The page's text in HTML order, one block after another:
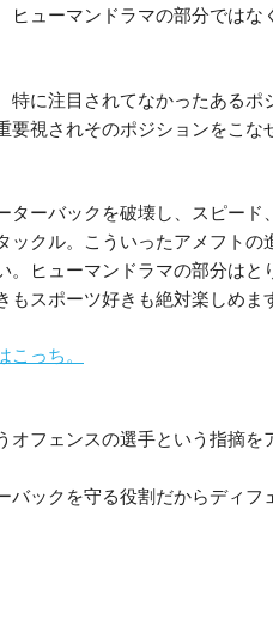
ヒューマンドラマの部分ではな
特に注目されてなかったあるポ
要視されそのポジションをこな
ターバックを破壊し、スピード
ックル。こういったアメフトの
。ヒューマンドラマの部分はと
スポーツ好きも絶対楽しめま
っち。
オフェンスの選手という指摘を
バックを守る役割だからディフ